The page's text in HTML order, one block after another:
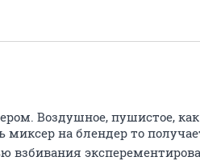
Воздушное, пушистое,
на блендер то
взбивания